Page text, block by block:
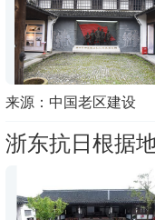
来源：中国老区建设
浙东抗日根据